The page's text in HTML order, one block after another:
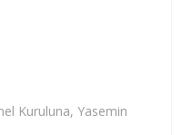
Kuruluna, Yasemin